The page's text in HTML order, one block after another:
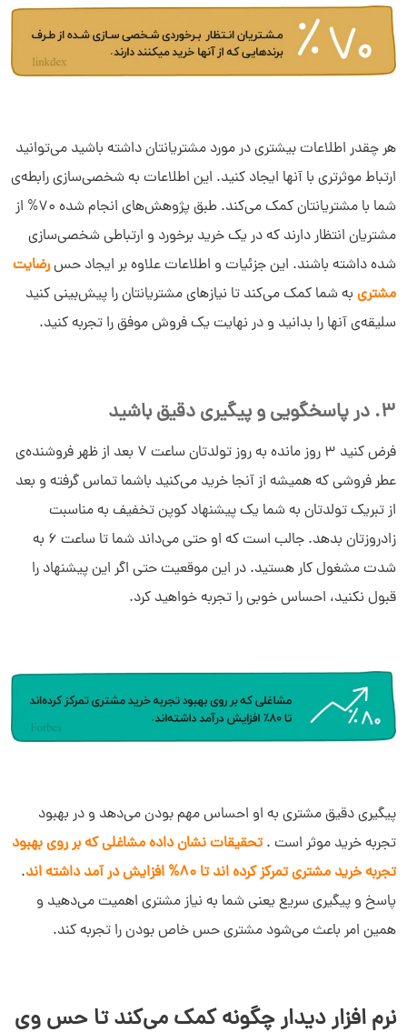
هر چقدر اطلاعات بیشتری در مورد مشتریانتان داشته باشید می‌­توانید
ارتباط موثرتری با آنها ایجاد کنید. این اطلاعات به شخصی‌­سازی رابطه­‌ی
شما با مشتریانتان کمک می­‌کند. طبق پژوهش‌­های انجام شده 70% از
مشتریان انتظار دارند که در یک خرید برخورد و ارتباطی شخصی­‌سازی
شده داشته باشند. این جزئیات و اطلاعات علاوه بر ایجاد حسرضایت
مشتری به شما کمک می­‌کند تا نیازهای مشتریانتان را پیش‌­بینی کنید
سلیقه­‌ی آنها را بدانید و در نهایت یک فروش موفق را تجربه کنید.
3. در پاسخگویی و پیگیری دقیق باشید
فرض کنید ۳ روز مانده به روز تولدتان ساعت 7 بعد از ظهر فروشنده‌ی
عطر فروشی که همیشه از آنجا خرید می­‌کنید باشما تماس گرفته و بعد
از تبریک تولدتان به شما یک پیشنهاد کوپن تخفیف به مناسبت
زادروزتان بدهد. جالب است که او حتی می‌داند شما تا ساعت 6 به
شدت مشغول کار هستید. در این موقعیت حتی اگر این پیشنهاد را
قبول نکنید، احساس خوبی را تجربه خواهید کرد.
پیگیری دقیق مشتری به او احساس مهم بودن می­‌دهد و در بهبود
تجربه خرید موثر است .تحقیقات نشان داده مشاغلی که بر روی بهبود
تجربه خرید مشتری تمرکز کرده اند تا 80% افزایش در آمد داشته اند
.
پاسخ و پیگیری سریع یعنی شما به نیاز مشتری اهمیت می­‌دهید و
همین امر باعث می­‌شود مشتری حس خاص بودن را تجربه کند.
نرم افزار دیدار چگونه کمک می‌کند تا حس وی